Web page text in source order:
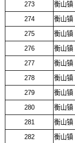
273
衡山镇
274
衡山镇
275
衡山镇
276
衡山镇
277
衡山镇
278
衡山镇
279
衡山镇
280
衡山镇
281
衡山镇
282
衡山镇